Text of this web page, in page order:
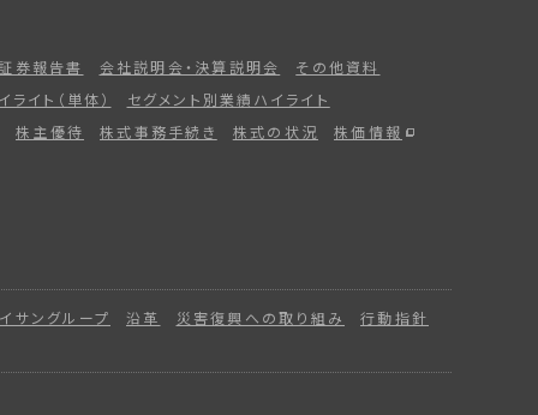
券報告書 会社説明会・決算説明会
その他資料
ライト（単体）
セグメント別業績ハイライト
株主優待
株式事務手続き 株式の状況 株価情報
サングループ 沿革 災害復興への取り組み 行動指針